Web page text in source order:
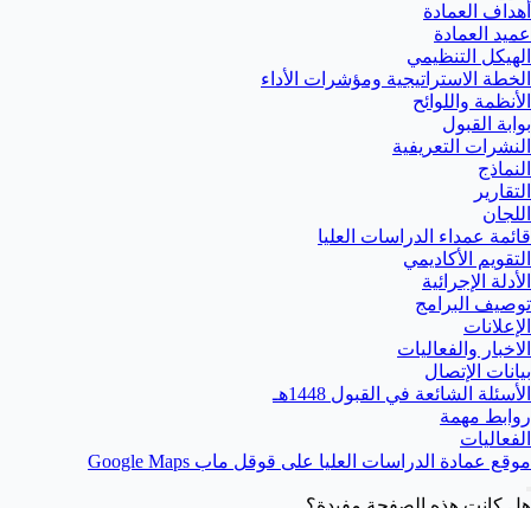
أهداف العمادة
عميد العمادة
الهيكل التنظيمي
الخطة الاستراتيجية ومؤشرات الأداء
الأنظمة واللوائح
بوابة القبول
النشرات التعريفية
النماذج
التقارير
اللجان
قائمة عمداء الدراسات العليا
التقويم الأكاديمي
الأدلة الإجرائية
توصيف البرامج
الإعلانات
الاخبار والفعاليات
بيانات الإتصال
الأسئلة الشائعة في القبول 1448هـ
روابط مهمة
الفعاليات
موقع عمادة الدراسات العليا على قوقل ماب Google Maps